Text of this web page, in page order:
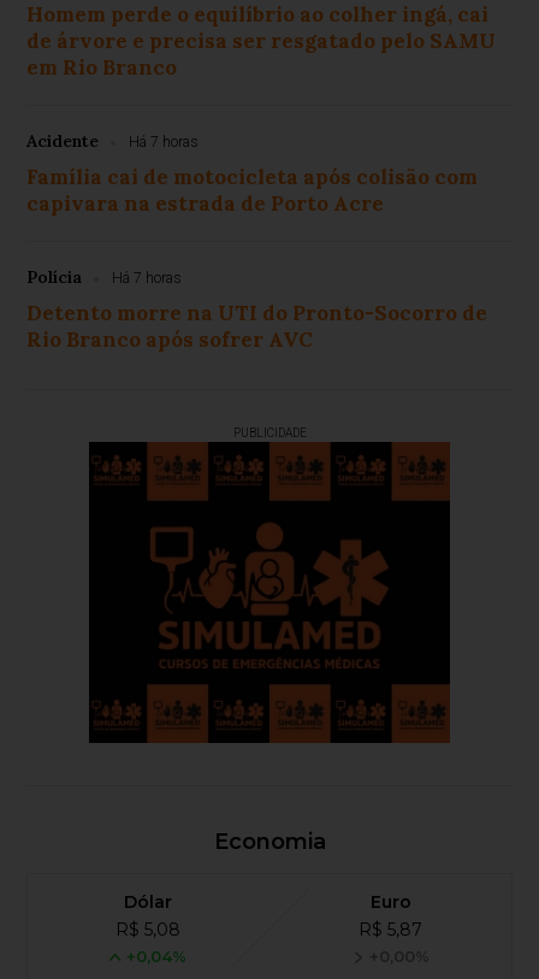
Homem perde o equilíbrio ao colher ingá, cai
de árvore e precisa ser resgatado pelo SAMU
em Rio Branco
Acidente Há 7 horas
Família cai de motocicleta após colisão com
capivara na estrada de Porto Acre
Polícia Há 7 horas
Detento morre na UTI do Pronto-Socorro de
Rio Branco após sofrer AVC
PUBLICIDADE
Economia
Dólar
R$ 5,08
+0,04%
Euro
R$ 5,87
+0,00%